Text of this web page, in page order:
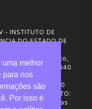
- INSTITUTO DE
DO ESTADO DE
de Ouro Preto,
- CEP: 88020-040
- SC
(48) 3665-4600
DE FUNCIONAMENTO:
Atendimento: das
uma melhor
para nos
são
Por isso é